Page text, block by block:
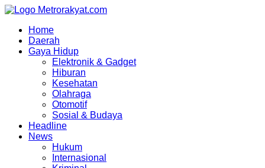
Skip
contentHome
Daerah
Gaya Hidup
Elektronik & Gadget
Hiburan
Kesehatan
Olahraga
Otomotif
Sosial & Budaya
Headline
News
Hukum
Internasional